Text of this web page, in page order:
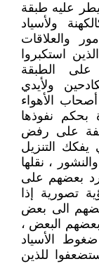
عليه طبقة
ولأسياد
والعلاقات
استكبروا
على الطبقة
ولأيدي
أصحاب الأهواء
بحكم نفوذها
على رفض
يفكك التنزيل
، نقلها
رد بعضهم على
تصورية إذا
الى بعض
بعضهم البعض ،
الأسياد
للذين